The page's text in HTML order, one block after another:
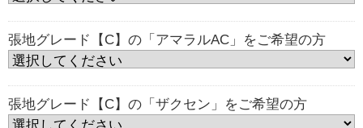
張地グレード【C】の「アマラルAC」をご希望の方
張地グレード【C】の「ザクセン」をご希望の方